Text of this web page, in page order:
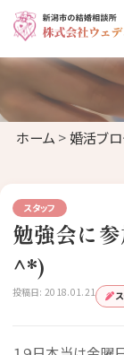
ホーム >婚活ブ
スタッフ
勉強会に
^*)
投稿日: 2018.01.21